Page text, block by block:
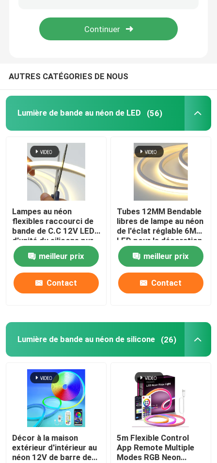
lumière de bande flexible au néon
Lumière de bande flexible de LED
Lumière linéaire d'horizon
Sous la lumière de bande du Cabinet LED
Lumière de bijoux de LED
Lumière de joint de mur de LED
Sous l'éclairage de l'étagère LED
Panneau acrylique de LGP
Lampe souterraine de LED
Alimentation d'énergie de module de LED
AUTRES CATÉGORIES DE NOUS
Lumière de bande au néon de LED (56)
Lampes au néon
flexibles raccourci de
bande de C.C 12V LED
d'unité du silicone pur
au néon LED de la
lumière 9W 6X12MM
meilleur prix
Contact
Tubes 12MM Bendable
libres de lampe au néon
de l'éclat réglable 6MM
LED pour la décoration
intérieure
meilleur prix
Contact
Lumière de bande au néon de silicone (26)
Décor à la maison
extérieur d'intérieur au
néon 12V de barre de
5m Flexible Control
App Remote Multiple
Modes RGB Neon